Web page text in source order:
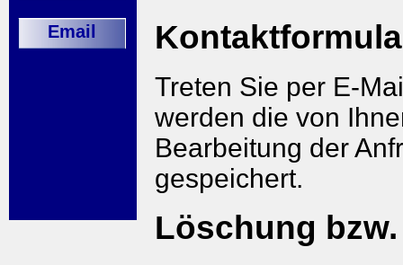
Email
Treten Sie per E-
werden die von
Bearbeitung der
gespeichert.
Löschung